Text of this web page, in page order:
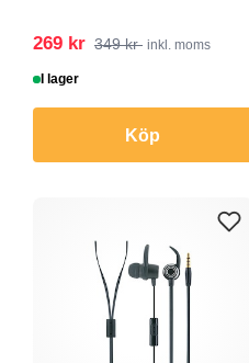
269 kr 349 kr inkl. moms
I lager
Köp